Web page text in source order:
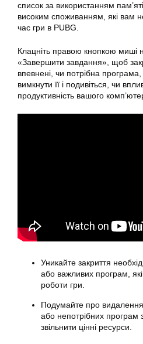
список за використанням
високим споживанням, які вам
час гри в PUBG.
Клацніть правою кнопкою миші
«Завершити завдання», щоб
впевнені, чи потрібна
вимкнути її і подивіться, чи
продуктивність вашого
Уникайте закриття
або важливих програм, які
роботи гри.
Подумайте про видалення
або непотрібних
звільнити цінні ресурси.